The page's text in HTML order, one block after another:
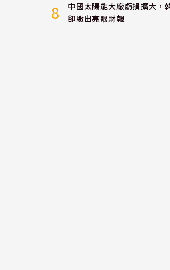
8
中國太陽能大廠虧損擴大，
卻繳出亮眼財報